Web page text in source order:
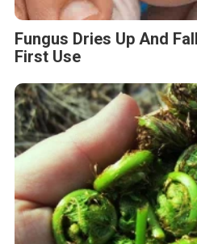
Fungus Dries Up And
First Use